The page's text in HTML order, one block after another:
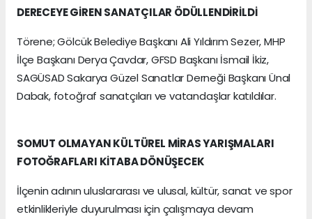
DERECEYE GİREN SANATÇILAR ÖDÜLLENDİRİLDİ
Törene; Gölcük Belediye Başkanı Ali Yıldırım Sezer, MHP
İlçe Başkanı Derya Çavdar, GFSD Başkanı İsmail İkiz,
SAGÜSAD Sakarya Güzel Sanatlar Derneği Başkanı Ünal
Dabak, fotoğraf sanatçıları ve vatandaşlar katıldılar.
SOMUT OLMAYAN KÜLTÜREL MİRAS YARIŞMALARI
FOTOĞRAFLARI KİTABA DÖNÜŞECEK
İlçenin adının uluslararası ve ulusal, kültür, sanat ve spor
etkinlikleriyle duyurulması için çalışmaya devam